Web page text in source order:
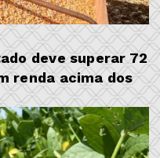
deve superar 72
renda acima dos